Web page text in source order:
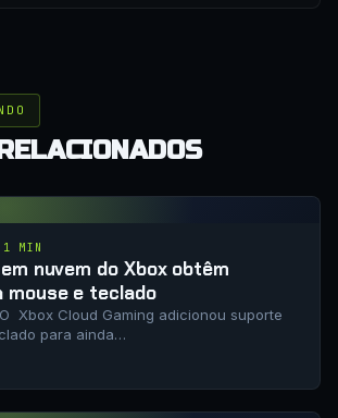
1 MIN
nuvem do Xbox obtêm
mouse e teclado
Xbox Cloud Gaming adicionou suporte
para ainda…